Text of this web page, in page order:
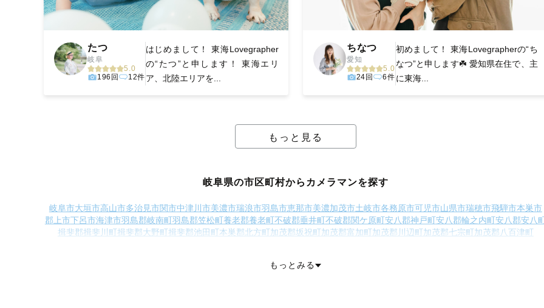
たつ
岐阜
5.0
196回
12件
はじめまして！ 東海Lovegrapher
の“たつ”と申します！ 東海エリ
ア、北陸エリアを...
ちなつ
愛知
5.0
24回
6件
初めまして！ 東海Lovegrapherの“ち
なつ”と申します☘️ 愛知県在住で、主
に東海...
もっと見る
岐阜県の市区町村からカメラマンを探す
岐阜市大垣市高山市多治見市関市中津川市美濃市瑞浪市羽島市恵那市美濃加茂市土岐市各務原市可児市山県市瑞穂市飛騨市本巣市
郡上市下呂市海津市羽島郡岐南町羽島郡笠松町養老郡養老町不破郡垂井町不破郡関ケ原町安八郡神戸町安八郡輪之内町安八郡安八
揖斐郡揖斐川町揖斐郡大野町揖斐郡池田町本巣郡北方町加茂郡坂祝町加茂郡富加町加茂郡川辺町加茂郡七宗町加茂郡八百津町
もっとみる